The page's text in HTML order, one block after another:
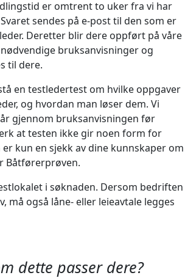
er omtrent to uker fra vi har
sendes på e-post til den som er
Deretter blir dere oppført på våre
bruksanvisninger og
til dere.
en testledertest om hvilke oppgaver
og hvordan man løser dem. Vi
gjennom bruksanvisningen før
at testen ikke gir noen form for
kun en sjekk av dine kunnskaper om
Båtførerprøven.
i søknaden. Dersom bedriften
må også låne- eller leieavtale legges
dette passer dere?